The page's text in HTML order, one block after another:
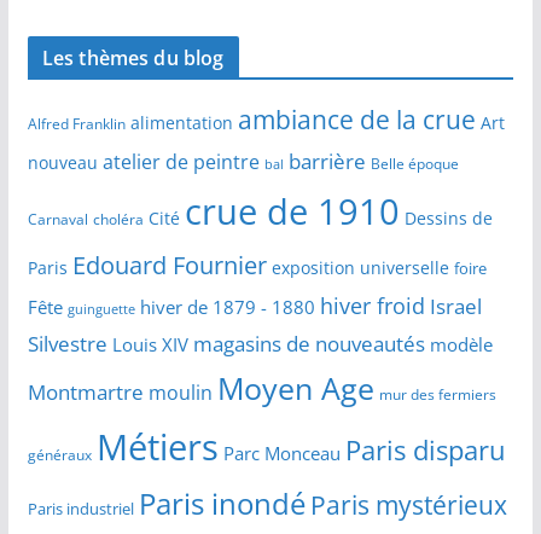
Les thèmes du blog
Alfred Franklin alimentation ambiance de la crue Art
nouveau atelier de peintre bal barrière Belle époque
Carnaval choléra Cité crue de 1910 Dessins de
Paris Edouard Fournier exposition universelle foire
Fête guinguette hiver de 1879 - 1880 hiver froid Israel
Silvestre Louis XIV magasins de nouveautés modèle
Montmartre moulin Moyen Age mur des fermiers
généraux Métiers Parc Monceau Paris disparu
Paris industriel Paris inondé Paris mystérieux